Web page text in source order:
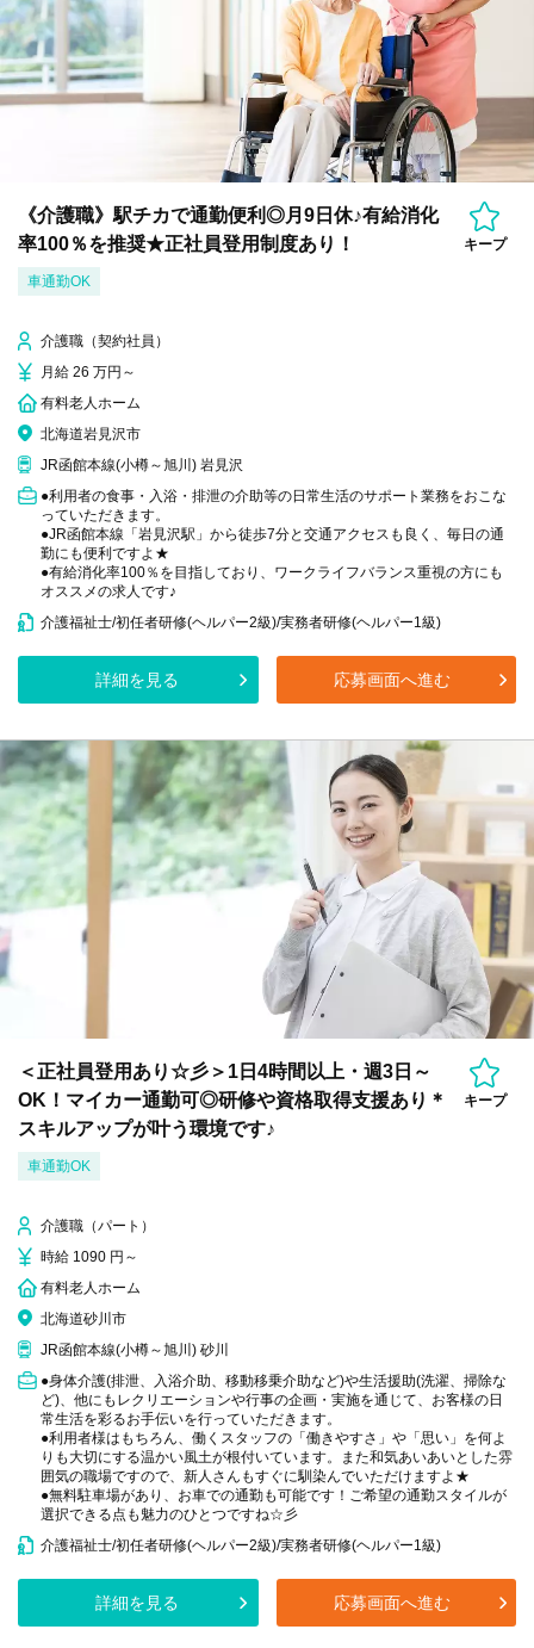
《介護職》駅チカで通勤便利◎月9日休♪有給消化
率100％を推奨★正社員登用制度あり！
キープ
車通勤OK
介護職（契約社員）
月給 26 万円～
有料老人ホーム
北海道岩見沢市
JR函館本線(小樽～旭川) 岩見沢
●利用者の食事・入浴・排泄の介助等の日常生活のサポート業務をおこな
っていただきます。
●JR函館本線「岩見沢駅」から徒歩7分と交通アクセスも良く、毎日の通
勤にも便利ですよ★
●有給消化率100％を目指しており、ワークライフバランス重視の方にも
オススメの求人です♪
介護福祉士/初任者研修(ヘルパー2級)/実務者研修(ヘルパー1級)
詳細を見る 応募画面へ進む
＜正社員登用あり☆彡＞1日4時間以上・週3日～
OK！マイカー通勤可◎研修や資格取得支援あり＊
スキルアップが叶う環境です♪
キープ
車通勤OK
介護職（パート）
時給 1090 円～
有料老人ホーム
北海道砂川市
JR函館本線(小樽～旭川) 砂川
●身体介護(排泄、入浴介助、移動移乗介助など)や生活援助(洗濯、掃除な
ど)、他にもレクリエーションや行事の企画・実施を通じて、お客様の日
常生活を彩るお手伝いを行っていただきます。
●利用者様はもちろん、働くスタッフの「働きやすさ」や「思い」を何よ
りも大切にする温かい風土が根付いています。また和気あいあいとした雰
囲気の職場ですので、新人さんもすぐに馴染んでいただけますよ★
●無料駐車場があり、お車での通勤も可能です！ご希望の通勤スタイルが
選択できる点も魅力のひとつですね☆彡
介護福祉士/初任者研修(ヘルパー2級)/実務者研修(ヘルパー1級)
詳細を見る 応募画面へ進む